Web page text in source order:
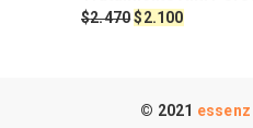
era:
$2.220.
es:
$1.998.
$2.470El
$2.470.
$2.100El
$2.100.
© 2021 essenz